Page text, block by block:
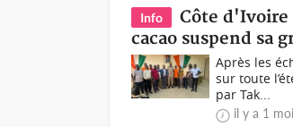
Info
Côte d'Ivoire
cacao suspend sa
Après les
sur toute
par Tak...
il y a 1